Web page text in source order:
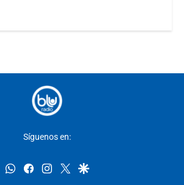
Síguenos en:
whatsappfacebookinstagram
twittergoogle